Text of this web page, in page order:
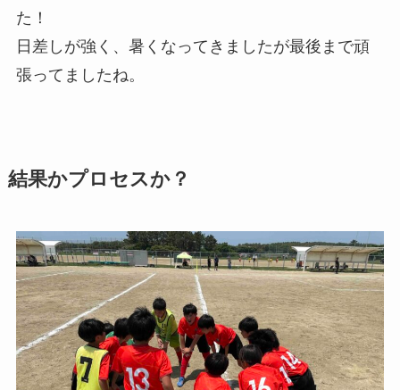
た！
日差しが強く、暑くなってきましたが最後まで頑
張ってましたね。
結果かプロセスか？